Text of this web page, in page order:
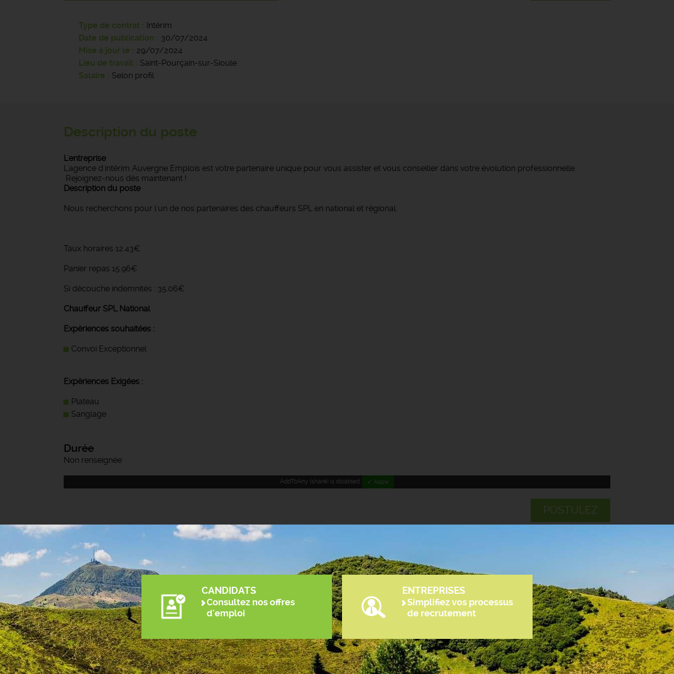
Type de contrat
Intérim
Date de publication
30/07/2024
Mise à jour le
29/07/2024
Lieu de travail
Saint-Pourçain-sur-Sioule
Salaire
Selon profil
Description du poste
L'entreprise
L'agence d'intérim Auvergne Emplois est votre partenaire unique pour vous assister et vous conseiller dans votre évolution professionnelle.
Rejoignez-nous dès maintenant !
Description du poste
Nous recherchons pour l'un de nos partenaires des chauffeurs SPL en national et régional.
Taux horaires 12.43€
Panier repas 15.96€
Si découche indemnités : 35.06€
Chauffeur SPL National
Expèriences souhaitées :
Convoi Exceptionnel
Expèriences Exigées :
Plateau
Sanglage
Durée
Non renseignée
AddToAny (share) is disabled. ✓ Allow
POSTULEZ
CANDIDATS
Consultez nos offres
d'emploi
ENTREPRISES
Simplifiez vos processus
de recrutement